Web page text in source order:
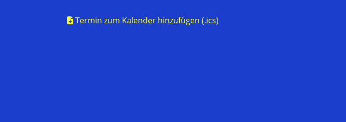
Termin zum Kalender hinzufügen (.ics)